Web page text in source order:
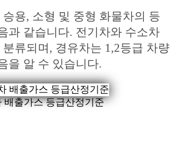
용, 소형 및 중형 화물차의 등
과 같습니다. 전기차와 수소차
류되며, 경유차는 1,2등급 차량
을 알 수 있습니다.
등급산정기준